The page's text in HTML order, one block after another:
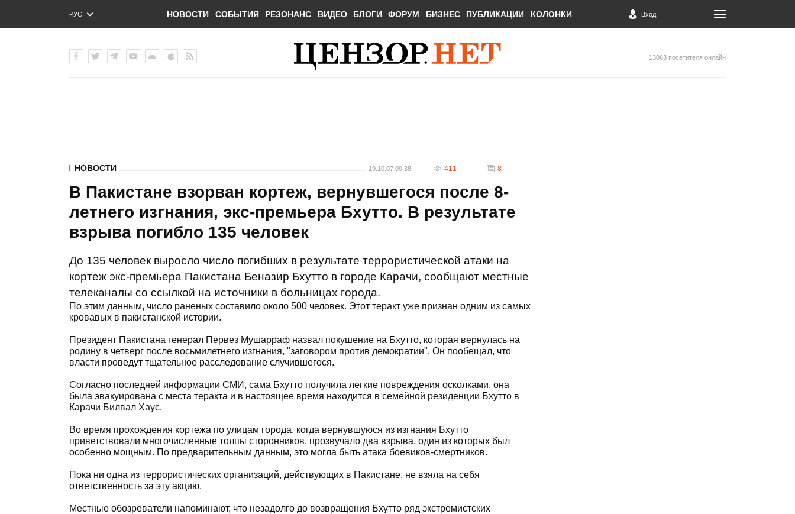
РУС
ENG
НОВОСТИ СОБЫТИЯ РЕЗОНАНС ВИДЕО БЛОГИ ФОРУМ БИЗНЕС ПУБЛИКАЦИИ КОЛОНКИ Вход
13063 посетителя онлайн
НОВОСТИ 19.10.07 09:38 411 8
В Пакистане взорван кортеж, вернувшегося после 8-
летнего изгнания, экс-премьера Бхутто. В результате
взрыва погибло 135 человек
До 135 человек выросло число погибших в результате террористической атаки на
кортеж экс-премьера Пакистана Беназир Бхутто в городе Карачи, сообщают местные
телеканалы со ссылкой на источники в больницах города.
По этим данным, число раненых составило около 500 человек. Этот теракт уже признан одним из самых
кровавых в пакистанской истории.
Президент Пакистана генерал Первез Мушарраф назвал покушение на Бхутто, которая вернулась на
родину в четверг после восьмилетнего изгнания, "заговором против демократии". Он пообещал, что
власти проведут тщательное расследование случившегося.
Согласно последней информации СМИ, сама Бхутто получила легкие повреждения осколками, она
была эвакуирована с места теракта и в настоящее время находится в семейной резиденции Бхутто в
Карачи Билвал Хаус.
Во время прохождения кортежа по улицам города, когда вернувшуюся из изгнания Бхутто
приветствовали многочисленные толпы сторонников, прозвучало два взрыва, один из которых был
особенно мощным. По предварительным данным, это могла быть атака боевиков-смертников.
Пока ни одна из террористических организаций, действующих в Пакистане, не взяла на себя
ответственность за эту акцию.
Местные обозреватели напоминают, что незадолго до возвращения Бхутто ряд экстремистских